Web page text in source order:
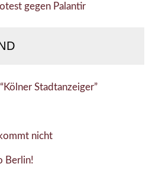
gegen Palantir
Stadtanzeiger”
nicht
Berlin!